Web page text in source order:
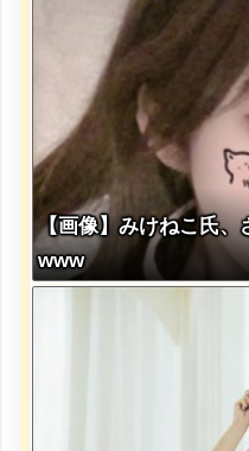
【画像】みけねこ氏
www